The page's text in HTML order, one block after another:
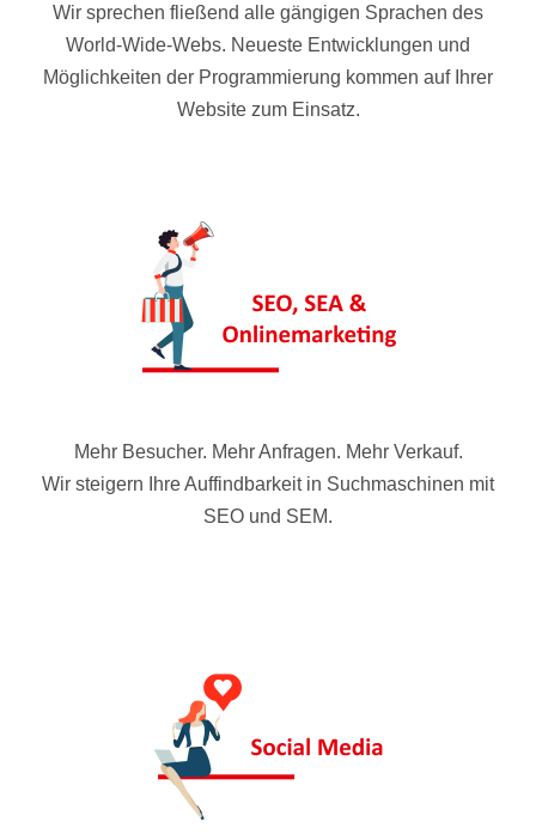
Wir sprechen fließend alle gängigen Sprachen des
World-Wide-Webs. Neueste Entwicklungen und
Möglichkeiten der Programmierung kommen auf Ihrer
Website zum Einsatz.
Mehr Besucher. Mehr Anfragen. Mehr Verkauf.
Wir steigern Ihre Auffindbarkeit in Suchmaschinen mit
SEO und SEM.